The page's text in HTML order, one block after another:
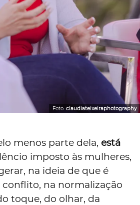
Foto: claudiateixeiraphotography
menos parte dela, está
imposto às mulheres,
na ideia de que é
na normalização
toque, do olhar, da